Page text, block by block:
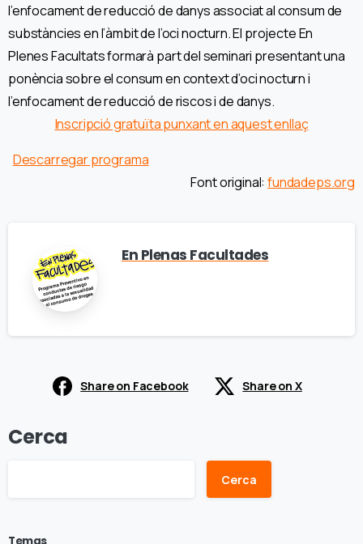
l’enfocament de reducció de danys associat al consum de
substàncies en l’àmbit de l’oci nocturn. El projecte En
Plenes Facultats formarà part del seminari presentant una
ponència sobre el consum en context d’oci nocturn i
l’enfocament de reducció de riscos i de danys.
Inscripció gratuïta punxant en aquest enllaç
Descarregar programa
Font original:fundadeps.org
En Plenas Facultades
Share on Facebook Share on X
Cerca
Cerca